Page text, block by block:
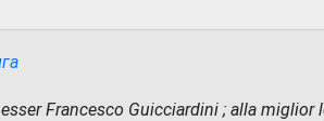
Francesco Guicciardini ; alla miglior